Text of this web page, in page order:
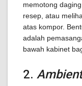
memotong
resep, atau
atas kompor.
adalah
bawah kabinet
2.